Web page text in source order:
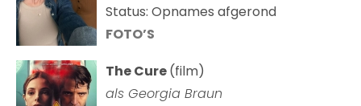
Status: Opnames afgerond
FOTO’S
The Cure(film)
als Georgia Braun